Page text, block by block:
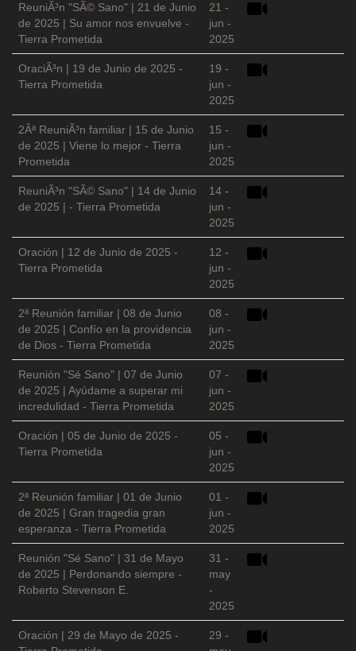
ReuniÃ³n "SÃ© Sano" | 21 de Junio
de 2025 | Su amor nos envuelve -
Tierra Prometida
21 -
jun -
2025
OraciÃ³n | 19 de Junio de 2025 -
Tierra Prometida
19 -
jun -
2025
2Âª ReuniÃ³n familiar | 15 de Junio
de 2025 | Viene lo mejor - Tierra
Prometida
15 -
jun -
2025
ReuniÃ³n "SÃ© Sano" | 14 de Junio
de 2025 | - Tierra Prometida
14 -
jun -
2025
Oración | 12 de Junio de 2025 -
Tierra Prometida
12 -
jun -
2025
2ª Reunión familiar | 08 de Junio
de 2025 | Confío en la providencia
de Dios - Tierra Prometida
08 -
jun -
2025
Reunión "Sé Sano" | 07 de Junio
de 2025 | Ayúdame a superar mi
incredulidad - Tierra Prometida
07 -
jun -
2025
Oración | 05 de Junio de 2025 -
Tierra Prometida
05 -
jun -
2025
2ª Reunión familiar | 01 de Junio
de 2025 | Gran tragedia gran
esperanza - Tierra Prometida
01 -
jun -
2025
Reunión "Sé Sano" | 31 de Mayo
de 2025 | Perdonando siempre -
Roberto Stevenson E.
31 -
may
-
2025
Oración | 29 de Mayo de 2025 -
29 -